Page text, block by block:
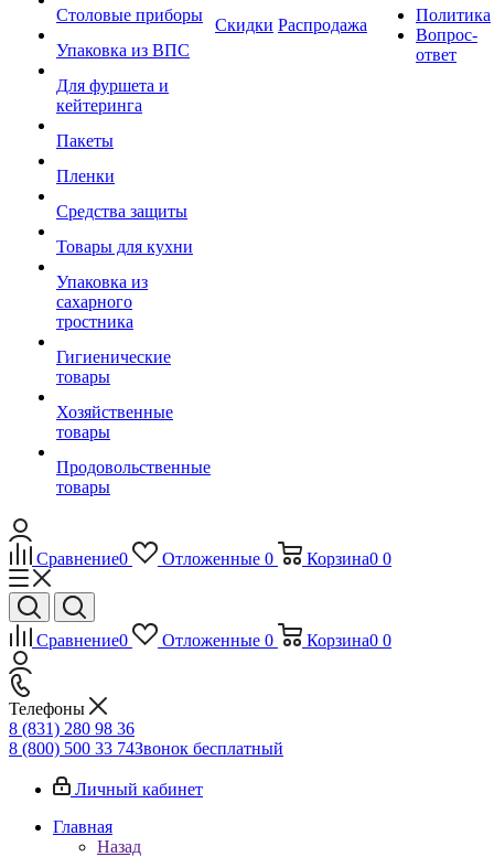
Столовые приборы
Упаковка из ВПС
Для фуршета и
кейтеринга
Пакеты
Пленки
Средства защиты
Товары для кухни
Упаковка из
сахарного
тростника
Гигиенические
товары
Хозяйственные
товары
Продовольственные
товары
Скидки Распродажа
Политика
Вопрос-
ответ
Сравнение0 Отложенные 0 Корзина0 0
Сравнение0 Отложенные 0 Корзина0 0
Телефоны
8 (831) 280 98 36
8 (800) 500 33 74Звонок бесплатный
Личный кабинет
Главная
Назад